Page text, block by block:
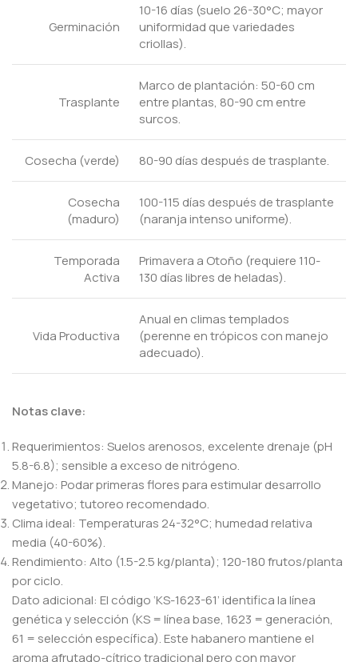
Germinación
10-16 días (suelo 26-30°C; mayor
uniformidad que variedades
criollas).
Trasplante
Marco de plantación: 50-60 cm
entre plantas, 80-90 cm entre
surcos.
Cosecha (verde) 80-90 días después de trasplante.
Cosecha
(maduro)
100-115 días después de trasplante
(naranja intenso uniforme).
Temporada
Activa
Primavera a Otoño (requiere 110-
130 días libres de heladas).
Vida Productiva
Anual en climas templados
(perenne en trópicos con manejo
adecuado).
Notas clave:
Requerimientos: Suelos arenosos, excelente drenaje (pH
5.8-6.8); sensible a exceso de nitrógeno.
Manejo: Podar primeras flores para estimular desarrollo
vegetativo; tutoreo recomendado.
Clima ideal: Temperaturas 24-32°C; humedad relativa
media (40-60%).
Rendimiento: Alto (1.5-2.5 kg/planta); 120-180 frutos/planta
por ciclo.
Dato adicional: El código ‘KS-1623-61’ identifica la línea
genética y selección (KS = línea base, 1623 = generación,
61 = selección específica). Este habanero mantiene el
aroma afrutado-cítrico tradicional pero con mayor